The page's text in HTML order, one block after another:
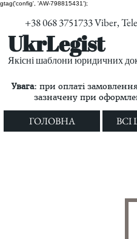
gtag('config', 'AW-798815431');
+38 068 3751733 Viber,
UkrLegist
Якісні шаблони юридичних
Увага: при оплаті
зазначену при
ГОЛОВНА